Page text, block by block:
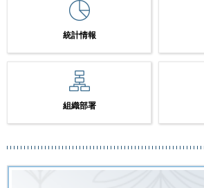
統計情報
組織部署